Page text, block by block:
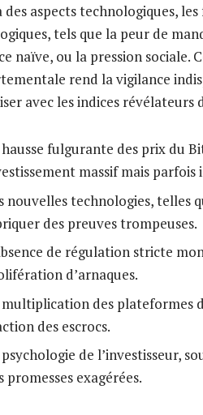
aspects technologiques,
tels que la peur de
naïve, ou la pression
rend la vigilance
avec les indices révélateurs
fulgurante des prix du
massif mais parfois
nouvelles technologies, telles
des preuves trompeuses.
de régulation stricte
d’arnaques.
des plateformes
des escrocs.
de l’investisseur,
promesses exagérées.